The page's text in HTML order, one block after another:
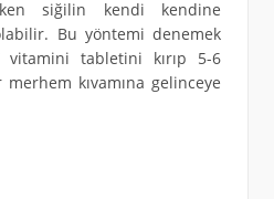
siğilin kendi kendine
Bu yöntemi denemek
vitamini tabletini kırıp 5-6
kıvamına gelinceye